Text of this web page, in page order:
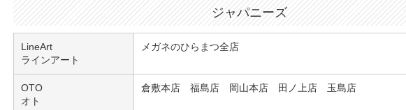
ジャパニーズ
LineArt
ラインアート
メガネのひらまつ全店
OTO
オト
倉敷本店 福島店 岡山本店 田ノ上店 玉島店